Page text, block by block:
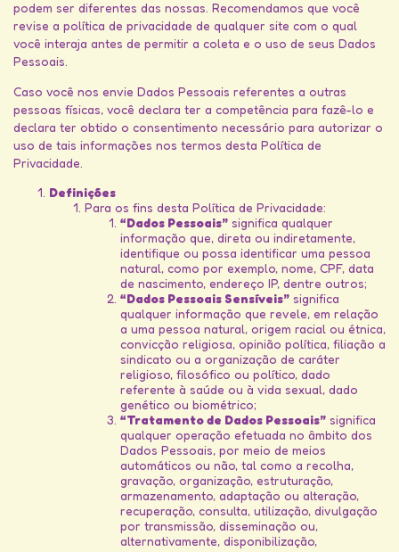
podem ser diferentes das nossas. Recomendamos que você
revise a política de privacidade de qualquer site com o qual
você interaja antes de permitir a coleta e o uso de seus Dados
Pessoais.
Caso você nos envie Dados Pessoais referentes a outras
pessoas físicas, você declara ter a competência para fazê-lo e
declara ter obtido o consentimento necessário para autorizar o
uso de tais informações nos termos desta Política de
Privacidade.
Definições
Para os fins desta Política de Privacidade:
“Dados Pessoais” significa qualquer
informação que, direta ou indiretamente,
identifique ou possa identificar uma pessoa
natural, como por exemplo, nome, CPF, data
de nascimento, endereço IP, dentre outros;
“Dados Pessoais Sensíveis” significa
qualquer informação que revele, em relação
a uma pessoa natural, origem racial ou étnica,
convicção religiosa, opinião política, filiação a
sindicato ou a organização de caráter
religioso, filosófico ou político, dado
referente à saúde ou à vida sexual, dado
genético ou biométrico;
“Tratamento de Dados Pessoais” significa
qualquer operação efetuada no âmbito dos
Dados Pessoais, por meio de meios
automáticos ou não, tal como a recolha,
gravação, organização, estruturação,
armazenamento, adaptação ou alteração,
recuperação, consulta, utilização, divulgação
por transmissão, disseminação ou,
alternativamente, disponibilização,